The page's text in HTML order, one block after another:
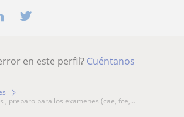
en este perfil? Cuéntanos
, preparo para los examenes (cae, fce,...